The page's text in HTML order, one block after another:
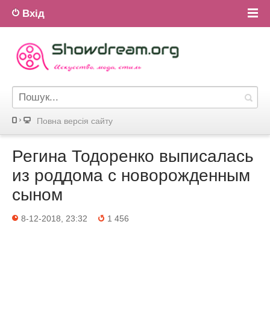
Вхід
Повна версiя сайту
Регина Тодоренко выписалась
из роддома с новорожденным
сыном
8-12-2018, 23:32 1 456